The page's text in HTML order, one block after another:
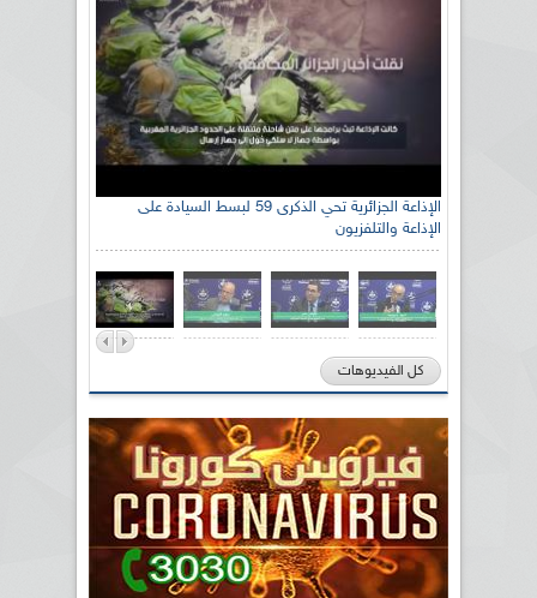
الإذاعة الجزائرية تحي الذكرى 59 لبسط السيادة على
الإذاعة والتلفزيون
كل الفيديوهات